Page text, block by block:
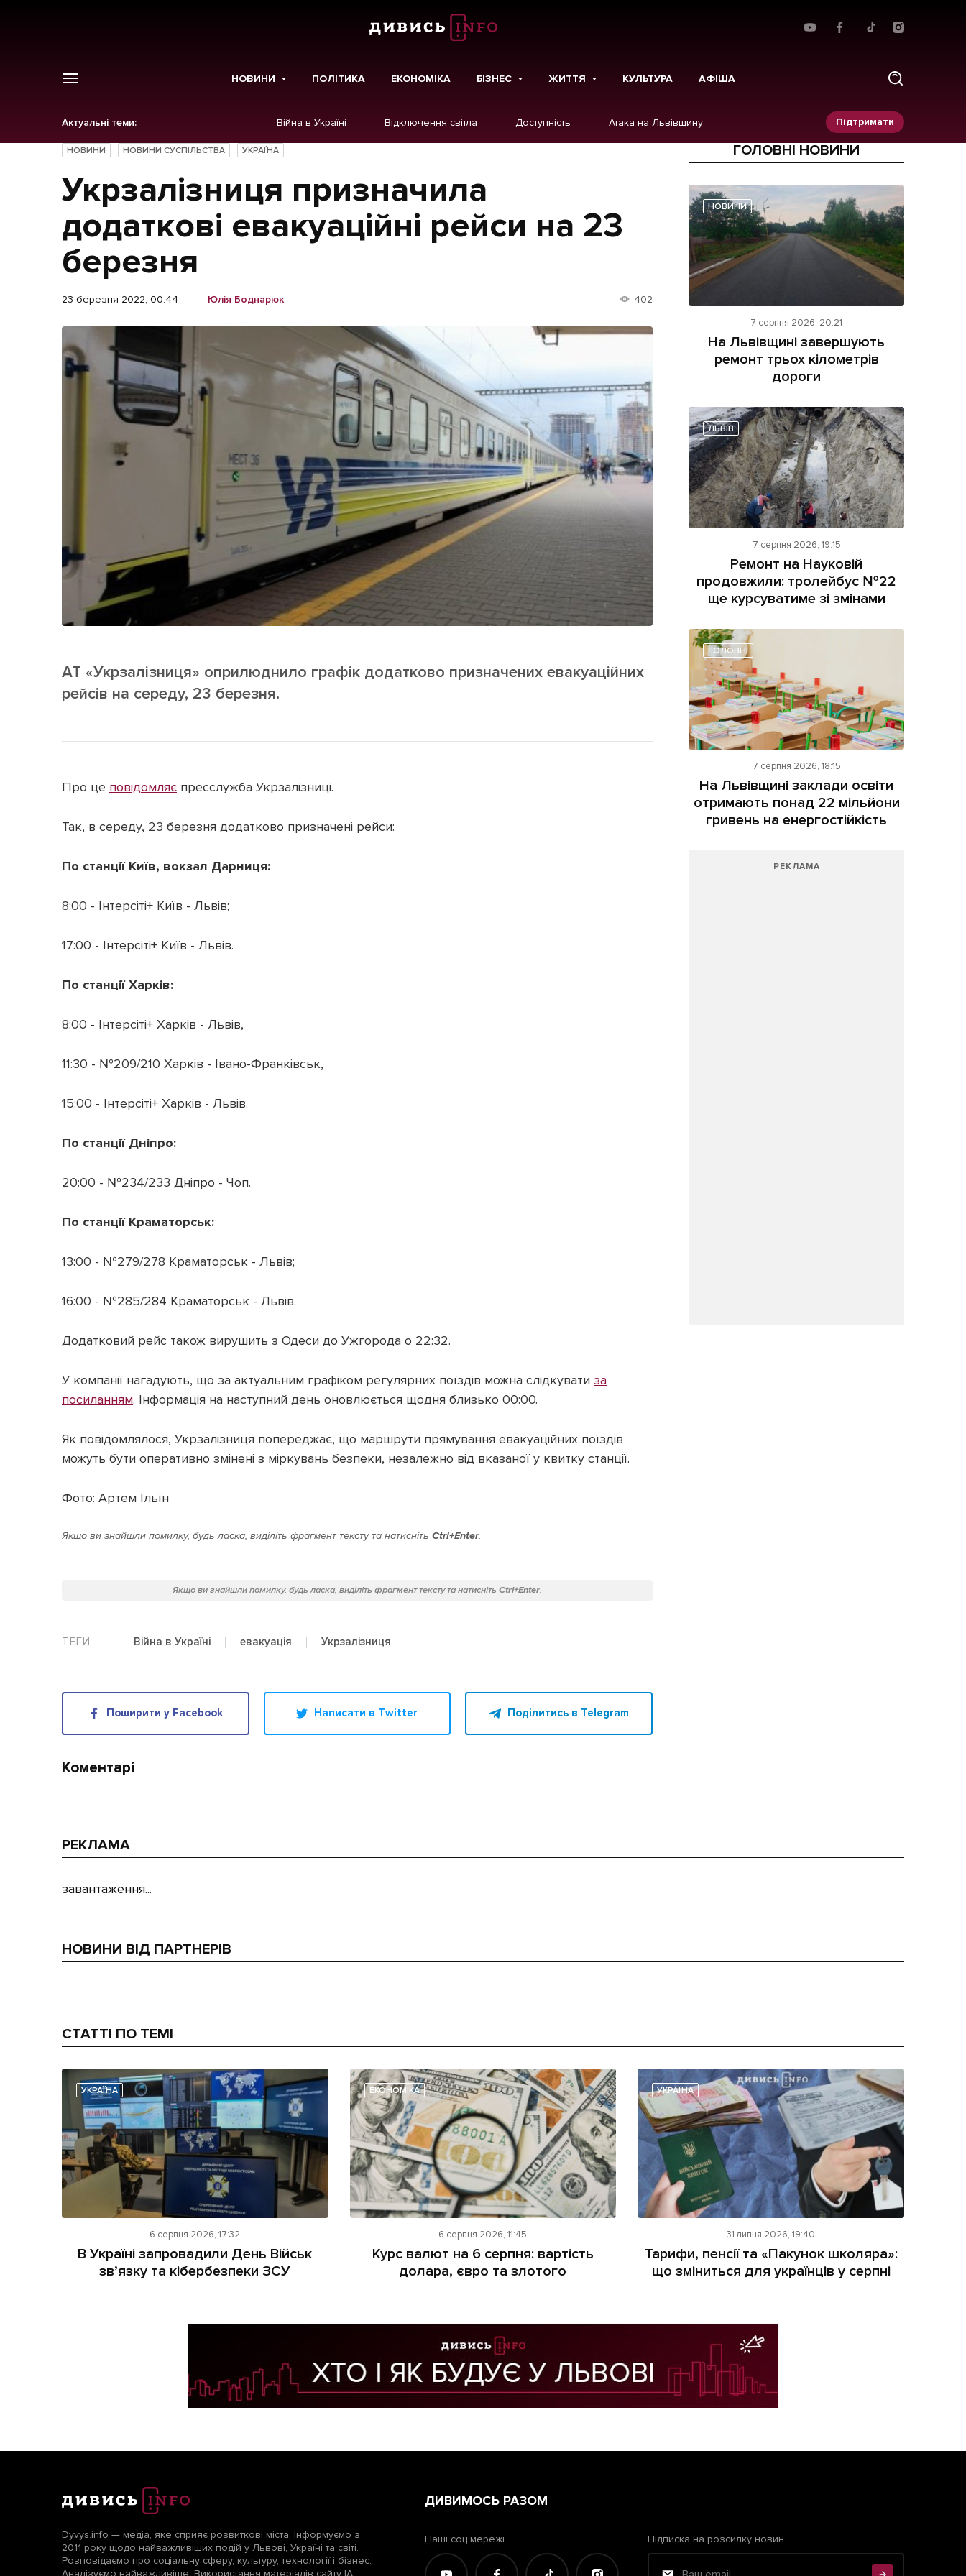
НОВИНИ ПОЛІТИКА ЕКОНОМІКА БІЗНЕС ЖИТТЯ КУЛЬТУРА АФІША
Актуальні теми: Війна в Україні Відключення світла Доступність Атака на Львівщину Підтримати
ГОЛОВНЕ
Новини
Політика
Економіка
Бізнес
Життя
Культура
Афіша
Картки
Репортаж
Лонгріди
Прес-релізи
Фото/Відео
Made in Lviv
[email protected]
Реклама на сайті
Політика конфіденційності
НОВИНИ НОВИНИ СУСПІЛЬСТВА УКРАЇНА
Укрзалізниця призначила
додаткові евакуаційні рейси на 23
березня
23 березня 2022, 00:44 Юлія Боднарюк 402
АТ «Укрзалізниця» оприлюднило графік додатково призначених евакуаційних
рейсів на середу, 23 березня.
Про це повідомляє пресслужба Укрзалізниці.
Так, в середу, 23 березня додатково призначені рейси:
По станції Київ, вокзал Дарниця:
8:00 - Інтерсіті+ Київ - Львів;
17:00 - Інтерсіті+ Київ - Львів.
По станції Харків:
8:00 - Інтерсіті+ Харків - Львів,
11:30 - №209/210 Харків - Івано-Франківськ,
15:00 - Інтерсіті+ Харків - Львів.
По станції Дніпро:
20:00 - №234/233 Дніпро - Чоп.
По станції Краматорськ:
13:00 - №279/278 Краматорськ - Львів;
16:00 - №285/284 Краматорськ - Львів.
Додатковий рейс також вирушить з Одеси до Ужгорода о 22:32.
У компанії нагадують, що за актуальним графіком регулярних поїздів можна слідкувати за
посиланням. Інформація на наступний день оновлюється щодня близько 00:00.
Як повідомлялося, Укрзалізниця попереджає, що маршрути прямування евакуаційних поїздів
можуть бути оперативно змінені з міркувань безпеки, незалежно від вказаної у квитку станції.
Фото: Артем Ільїн
Якщо ви знайшли помилку, будь ласка, виділіть фрагмент тексту та натисніть Ctrl+Enter.
Якщо ви знайшли помилку, будь ласка, виділіть фрагмент тексту та натисніть Ctrl+Enter.
Війна в Україні евакуація Укрзалізниця
Поширити у Facebook Написати в Twitter Поділитись в Telegram
Коментарі
ГОЛОВНІ НОВИНИ
НОВИНИ
7 серпня 2026, 20:21
На Львівщині завершують
ремонт трьох кілометрів
дороги
ЛЬВІВ
7 серпня 2026, 19:15
Ремонт на Науковій
продовжили: тролейбус №22
ще курсуватиме зі змінами
ГОЛОВНІ
7 серпня 2026, 18:15
На Львівщині заклади освіти
отримають понад 22 мільйони
гривень на енергостійкість
РЕКЛАМА
РЕКЛАМА
завантаження...
НОВИНИ ВІД ПАРТНЕРІВ
СТАТТІ ПО ТЕМІ
УКРАЇНА
6 серпня 2026, 17:32
В Україні запровадили День Військ
зв’язку та кібербезпеки ЗСУ
ЕКОНОМІКА
6 серпня 2026, 11:45
Курс валют на 6 серпня: вартість
долара, євро та злотого
УКРАЇНА
31 липня 2026, 19:40
Тарифи, пенсії та «Пакунок школяра»:
що зміниться для українців у серпні
Dyvys.info — медіа, яке сприяє розвиткові міста. Інформуємо з
2011 року щодо найважливіших подій у Львові, Україні та світі.
Розповідаємо про соціальну сферу, культуру, технології і бізнес.
Аналізуємо найважливіше. Використання матеріалів сайту ІА
ДИВИМОСЬ РАЗОМ
Наші соц мережі Підписка на розсилку новин